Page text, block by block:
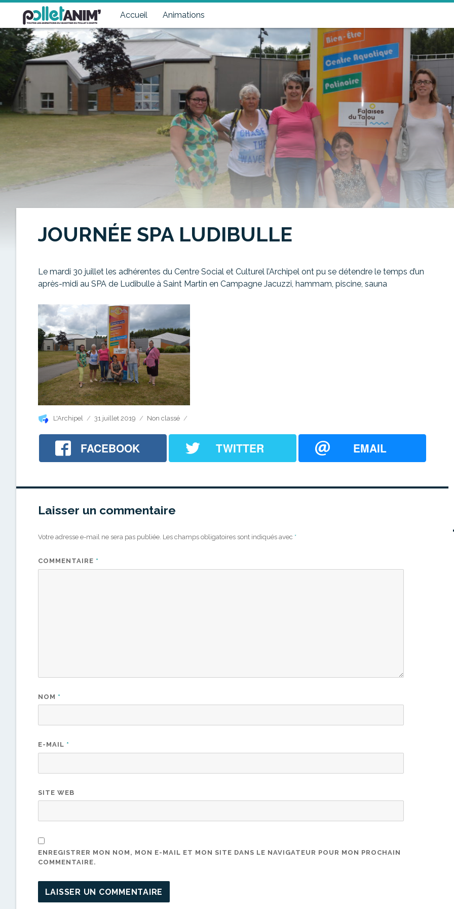
Accueil Animations
Pollet Anim'
Toutes les animations du quartier du Pollet à Dieppe
JOURNÉE SPA LUDIBULLE
Le mardi 30 juillet les adhérentes du Centre Social et Culturel l’Archipel ont pu se détendre le temps d’un
après-midi au SPA de Ludibulle à Saint Martin en Campagne Jacuzzi, hammam, piscine, sauna
Auteur
L'Archipel
Publié
31 juillet 2019 Catégories
Non classé
FACEBOOK TWITTER EMAIL
Laisser un commentaire
Votre adresse e-mail ne sera pas publiée. Les champs obligatoires sont indiqués avec *
COMMENTAIRE *
NOM *
E-MAIL *
SITE WEB
ENREGISTRER MON NOM, MON E-MAIL ET MON SITE DANS LE NAVIGATEUR POUR MON PROCHAIN
COMMENTAIRE.